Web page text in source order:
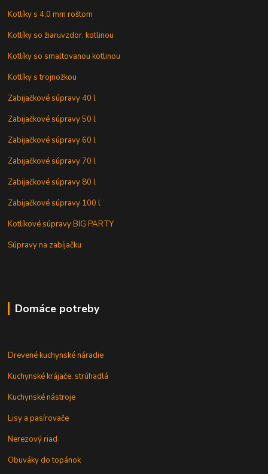
Kotlíky s 4,0 mm roštom
Kotlíky so žiaruvzdor. kotlinou
Kotlíky so smaltovanou kotlinou
Kotlíky s trojnožkou
Zabijačkové súpravy 40 l
Zabijačkové súpravy 50 l
Zabijačkové súpravy 60 l
Zabijačkové súpravy 70 l
Zabijačkové súpravy 80 l
Zabijačkové súpravy 100 l
Kotlíkové súpravy BIG PARTY
Súpravy na zabíjačku
Domáce potreby
Drevené kuchynské náradie
Kuchynské krájače, strúhadlá
Kuchynské nástroje
Lisy a pasírovače
Nerezový riad
Obuváky do topánok